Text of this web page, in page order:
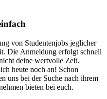
von Studentenjobs jeglicher
Die Anmeldung erfolgt schnell
deine wertvolle Zeit.
heute noch an! Schon
uns bei der Suche nach ihrem
bieten bei euch.